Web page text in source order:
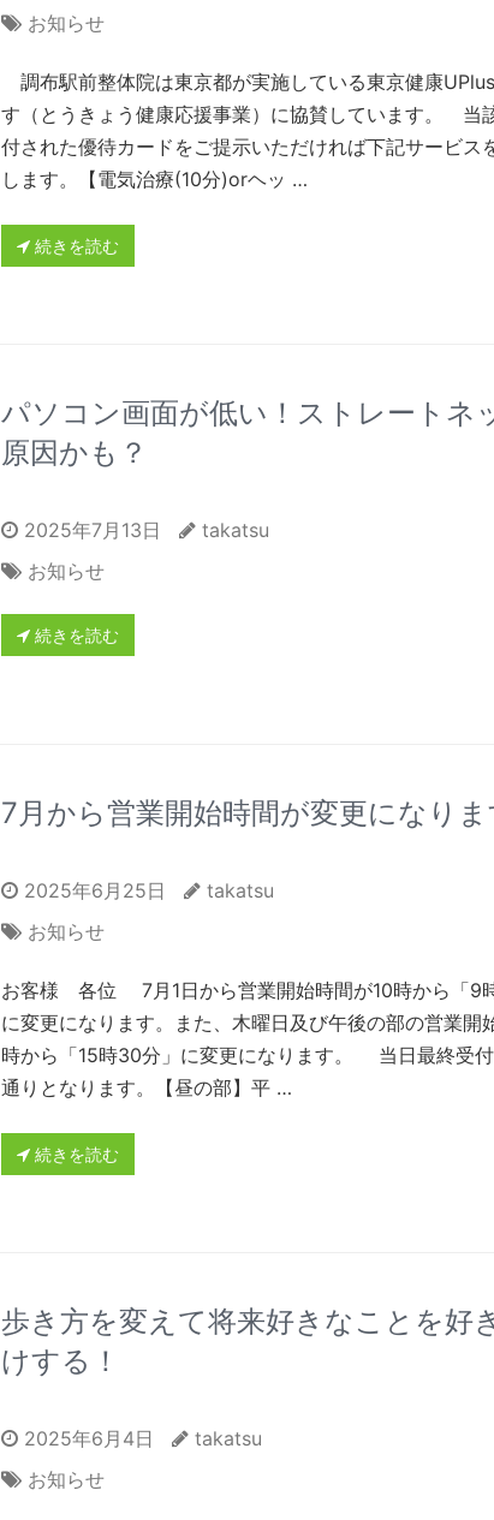
お知らせ
調布駅前整体院は東京都が実施している東京健康
す（とうきょう健康応援事業）に協賛しています。 当
付された優待カードをご提示いただければ下記サービス
します。【電気治療(10分)orヘッ …
続きを読む
パソコン画面が低い！ストレートネ
原因かも？
2025年7月13日
takatsu
お知らせ
続きを読む
7月から営業開始時間が変更になりま
2025年6月25日
takatsu
お知らせ
お客様 各位 7月1日から営業開始時間が10時から「9
に変更になります。また、木曜日及び午後の部の営業開
時から「15時30分」に変更になります。 当日最終受
通りとなります。【昼の部】平 …
続きを読む
歩き方を変えて将来好きなことを好
けする！
2025年6月4日
takatsu
お知らせ